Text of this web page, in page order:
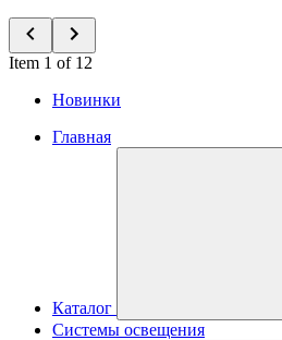
Item 1 of 12
Новинки
Главная
Каталог
Системы освещения